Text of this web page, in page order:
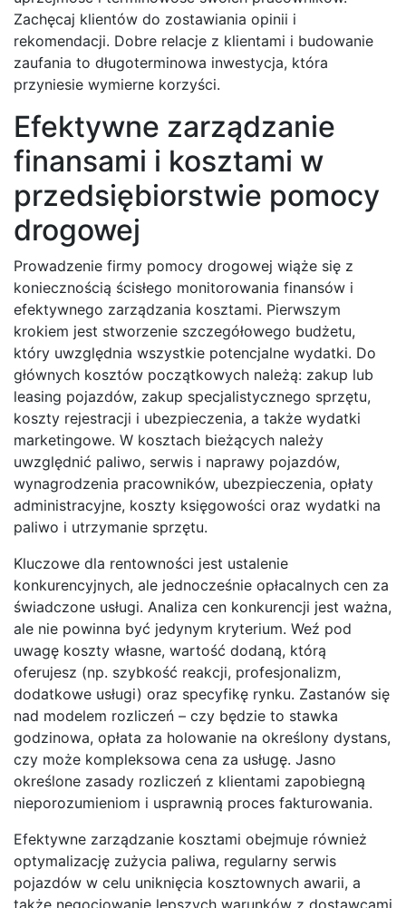
Zachęcaj klientów do zostawiania opinii i
rekomendacji. Dobre relacje z klientami i budowanie
zaufania to długoterminowa inwestycja, która
przyniesie wymierne korzyści.
Efektywne zarządzanie
finansami i kosztami w
przedsiębiorstwie pomocy
drogowej
Prowadzenie firmy pomocy drogowej wiąże się z
koniecznością ścisłego monitorowania finansów i
efektywnego zarządzania kosztami. Pierwszym
krokiem jest stworzenie szczegółowego budżetu,
który uwzględnia wszystkie potencjalne wydatki. Do
głównych kosztów początkowych należą: zakup lub
leasing pojazdów, zakup specjalistycznego sprzętu,
koszty rejestracji i ubezpieczenia, a także wydatki
marketingowe. W kosztach bieżących należy
uwzględnić paliwo, serwis i naprawy pojazdów,
wynagrodzenia pracowników, ubezpieczenia, opłaty
administracyjne, koszty księgowości oraz wydatki na
paliwo i utrzymanie sprzętu.
Kluczowe dla rentowności jest ustalenie
konkurencyjnych, ale jednocześnie opłacalnych cen za
świadczone usługi. Analiza cen konkurencji jest ważna,
ale nie powinna być jedynym kryterium. Weź pod
uwagę koszty własne, wartość dodaną, którą
oferujesz (np. szybkość reakcji, profesjonalizm,
dodatkowe usługi) oraz specyfikę rynku. Zastanów się
nad modelem rozliczeń – czy będzie to stawka
godzinowa, opłata za holowanie na określony dystans,
czy może kompleksowa cena za usługę. Jasno
określone zasady rozliczeń z klientami zapobiegną
nieporozumieniom i usprawnią proces fakturowania.
Efektywne zarządzanie kosztami obejmuje również
optymalizację zużycia paliwa, regularny serwis
pojazdów w celu uniknięcia kosztownych awarii, a
także negocjowanie lepszych warunków z dostawcami